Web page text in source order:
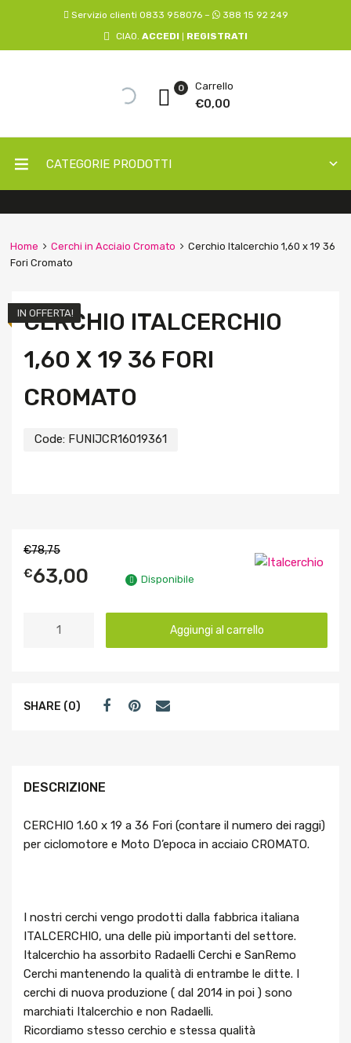
Servizio clienti 0833 958076 –
388 15 92 249
CIAO. ACCEDI REGISTRATI
Carrello
€0,00
0
CATEGORIE PRODOTTI
Home Cerchi in Acciaio Cromato
Cerchio Italcerchio 1,60 x 19 36
Fori Cromato
CERCHIO ITALCERCHIO
1,60 X 19 36 FORI
CROMATO
Code: FUNIJCR16019361
IN OFFERTA!
€78,75
€63,00 Disponibile
Aggiungi al carrello
SHARE (0)
DESCRIZIONE
CERCHIO 1.60 x 19 a 36 Fori (contare il numero dei raggi)
per ciclomotore e Moto D’epoca in acciaio CROMATO.
I nostri cerchi vengo prodotti dalla fabbrica italiana
ITALCERCHIO, una delle più importanti del settore.
Italcerchio ha assorbito Radaelli Cerchi e SanRemo
Cerchi mantenendo la qualità di entrambe le ditte. I
cerchi di nuova produzione ( dal 2014 in poi ) sono
marchiati Italcerchio e non Radaelli.
Ricordiamo stesso cerchio e stessa qualità